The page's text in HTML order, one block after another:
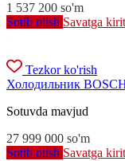
1 537 200 so'm
Sotib olish Savatga
Tezkor ko'rish
Холодильник
Sotuvda mavjud
27 999 000 so'm
Sotib olish Savatga